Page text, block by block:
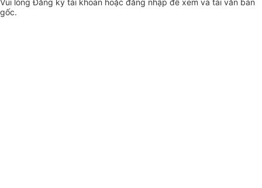
Vui lòngĐăng ký tài khoản hoặc đăng nhập để xem và tải văn bản
gốc.